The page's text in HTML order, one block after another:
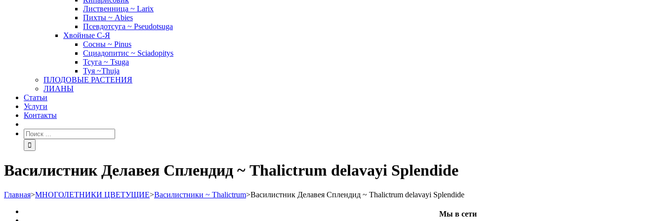
Лиственница ~ Larix
Пихты ~ Abies
Псевдотсуга ~ Pseudotsuga
Хвойные С-Я
Сосны ~ Pinus
Сциадопитис ~ Sciadopitys
Тсуга ~ Tsuga
Туя ~Thuja
ПЛОДОВЫЕ РАСТЕНИЯ
ЛИАНЫ
Статьи
Услуги
Контакты
Василистник Делавея Сплендид ~ Thalictrum delavayi Splendidе
Главная>МНОГОЛЕТНИКИ ЦВЕТУЩИЕ>Василистники ~ Thalictrum>Василистник Делавея Сплендид ~ Thalictrum delavayi Splendidе
Мы в сети